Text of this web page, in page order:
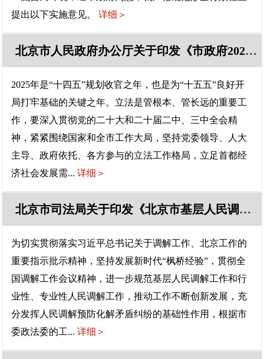
提出以下实施意见。详细＞
北京市人民政府办公厅关于印发《市政府2025年立法工作计划》的通知
2025年是“十四五”规划收官之年，也是为“十五五”良好开
局打牢基础的关键之年。立法是管根本、管长远的重要工
作，要深入贯彻党的二十大和二十届二中、三中全会精
神，紧紧围绕国家和全市工作大局，坚持党委领导、人大
主导、政府依托、各方参与的立法工作格局，立足首都经
济社会发展需...详细＞
北京市司法局关于印发《北京市基层人民调解工作指导办法》《北京市行业性专业性人民调解指导办法》的通知
为切实贯彻落实习近平总书记关于调解工作、北京工作的
重要指示批示精神，坚持发展新时代“枫桥经验”，贯彻全
国调解工作会议精神，进一步规范基层人民调解工作和行
业性、专业性人民调解工作，推动工作不断创新发展，充
分发挥人民调解预防化解矛盾纠纷的基础性作用，根据市
委政法委的工...详细＞